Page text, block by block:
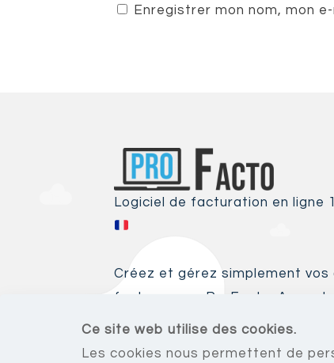
Enregistrer mon nom, mon
Logiciel de facturation en ligne
Créez et gérez simplement vos
facture avec ProFacto. Aucun
ordinateur, tout se passe en
Internet et un PC/MAC,
Ce site web utilise des cookies.
Les cookies nous permettent de